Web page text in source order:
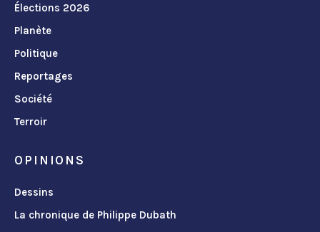
Élections 2026
Planète
Politique
Reportages
Société
Terroir
OPINIONS
Dessins
La chronique de Philippe Dubath